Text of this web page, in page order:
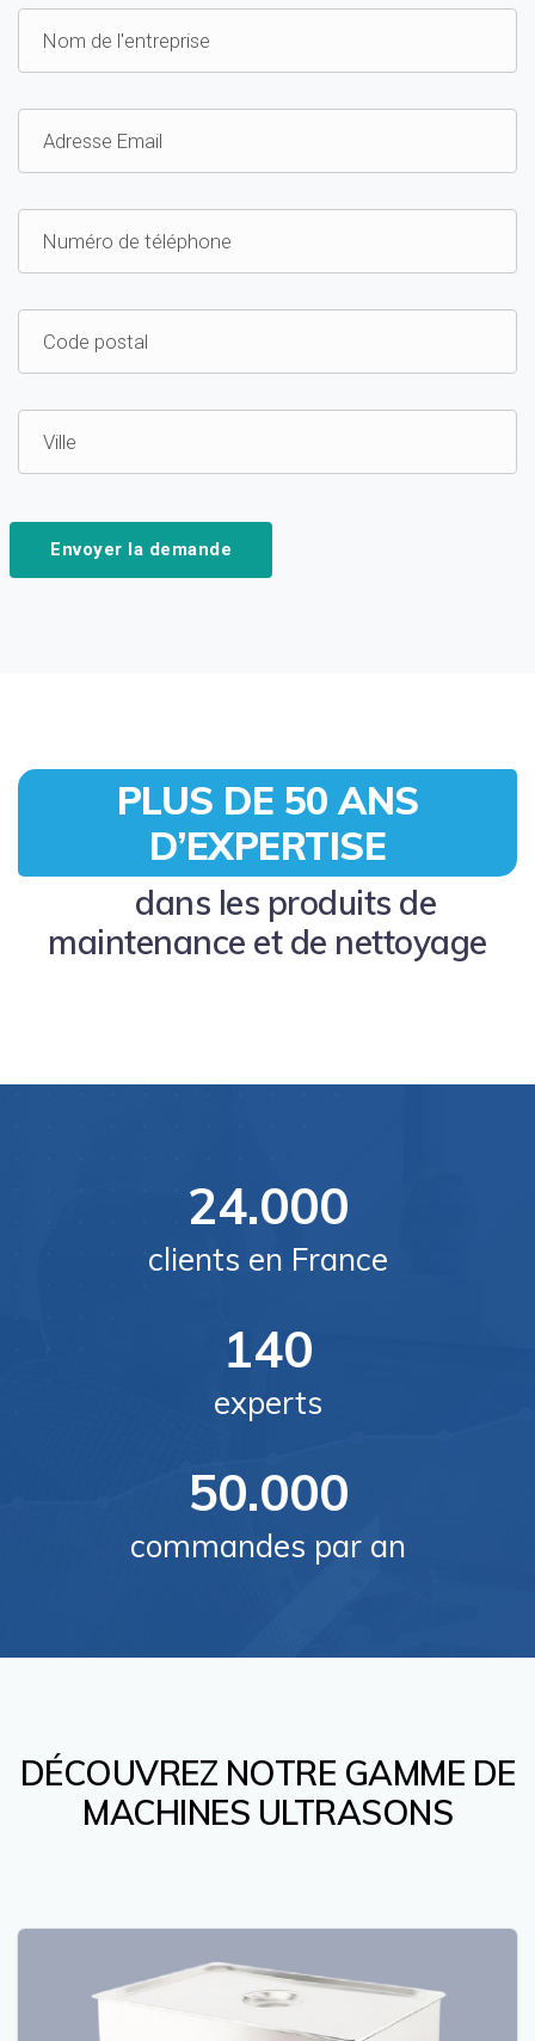
Envoyer la demande
PLUS DE 50 ANS
D’EXPERTISE
dans les produits de
maintenance et de nettoyage
24.000
clients en France
140
experts
50.000
commandes par an
DÉCOUVREZ NOTRE GAMME DE
MACHINES ULTRASONS